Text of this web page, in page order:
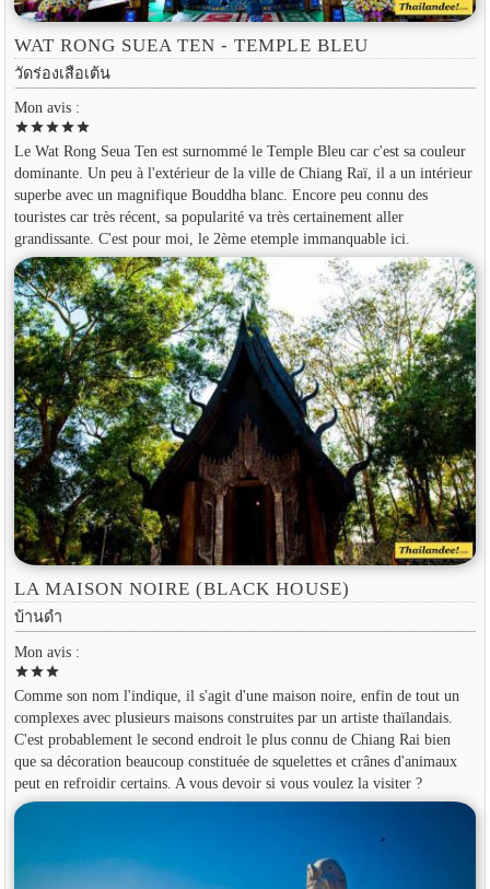
WAT RONG SUEA TEN - TEMPLE BLEU
วัดร่องเสือเต้น
Mon avis :
starstarstarstarstar
Le Wat Rong Seua Ten est surnommé le Temple Bleu car c'est sa couleur
dominante. Un peu à l'extérieur de la ville de Chiang Raï, il a un intérieur
superbe avec un magnifique Bouddha blanc. Encore peu connu des
touristes car très récent, sa popularité va très certainement aller
grandissante. C'est pour moi, le 2ème etemple immanquable ici.
LA MAISON NOIRE (BLACK HOUSE)
บ้านดำ
Mon avis :
starstarstar
Comme son nom l'indique, il s'agit d'une maison noire, enfin de tout un
complexes avec plusieurs maisons construites par un artiste thaïlandais.
C'est probablement le second endroit le plus connu de Chiang Rai bien
que sa décoration beaucoup constituée de squelettes et crânes d'animaux
peut en refroidir certains. A vous devoir si vous voulez la visiter ?